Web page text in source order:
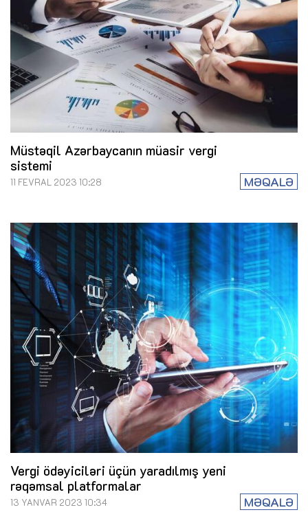
Müstəqil Azərbaycanın müasir vergi
sistemi
MƏQALƏ
11 FEVRAL 2023 10:28
Vergi ödəyiciləri üçün yaradılmış yeni
rəqəmsal platformalar
MƏQALƏ
13 YANVAR 2023 10:34